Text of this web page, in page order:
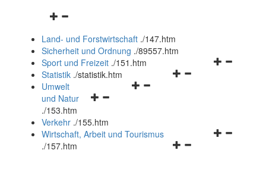
Navigationsmenü
und
schließen
Land- und Forstwirtschaft ./147.htm
Sicherheit und Ordnung ./89557.htm
Navigationsmenü
Sport und Freizeit ./151.htm
Navigationsmenü
Statistik ./statistik.htm
Navigationsmenü
und
schließen
Umwelt
und Natur
./153.htm
Verkehr ./155.htm
Navigationsmenü
Wirtschaft, Arbeit und Tourismus
./157.htm